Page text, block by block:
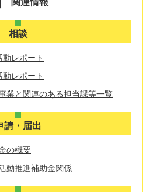
相談
レポート
レポート
業と関連のある担当課等一覧
請・届出
の概要
動推進補助金関係